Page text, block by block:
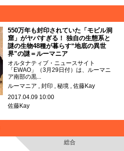
550万年も封印されていた「モビル洞
窟」がヤバすぎる！ 独自の生態系と
謎の生物48種が暮らす“地底の異世
界”の謎＝ルーマニア
オルタナティブ・ニュースサイト
「EWAO」（3月29日付）は、ルーマニ
ア南部の黒...
ルーマニア
封印 秘境
佐藤Kay
2017.04.09 10:00
佐藤Kay
総合